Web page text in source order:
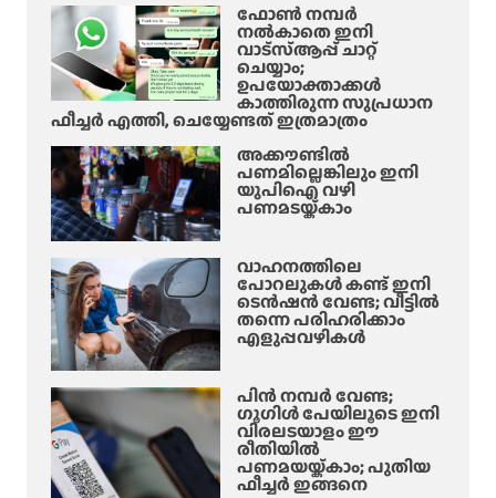
ഫോൺ നമ്പർ
നൽകാതെ ഇനി
വാട്‌സ്ആപ്പ് ചാറ്റ്
ചെയ്യാം;
ഉപയോക്താക്കൾ
കാത്തിരുന്ന സുപ്രധാന
ഫീച്ചർ എത്തി, ചെയ്യേണ്ടത് ഇത്രമാത്രം
അക്കൗണ്ടിൽ
പണമില്ലെങ്കിലും ഇനി
യുപിഐ വഴി
പണമടയ്ക്കാം
വാഹനത്തിലെ
പോറലുകൾ കണ്ട് ഇനി
ടെൻഷൻ വേണ്ട; വീട്ടിൽ
തന്നെ പരിഹരിക്കാം
എളുപ്പവഴികൾ
പിൻ നമ്പർ വേണ്ട;
ഗൂഗിൾ പേയിലൂടെ ഇനി
വിരലടയാളം ഈ
രീതിയിൽ
പണമയയ്ക്കാം; പുതിയ
ഫീച്ചർ ഇങ്ങനെ